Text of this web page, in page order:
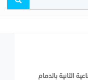
الثانية بالدمام